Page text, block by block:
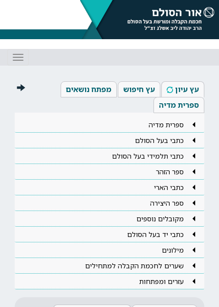
עץ עיון עץ חיפוש
מפתח נושאים
ספרית מדיה
ספרית מדיה
כתבי בעל הסולם
כתבי תלמידי בעל הסולם
ספר הזהר
כתבי הארי
ספר היצירה
מקובלים נוספים
כתבי יד בעל הסולם
מילונים
שערים לחכמת הקבלה למתחילים
עזרים ומפתחות